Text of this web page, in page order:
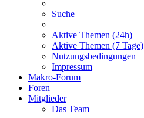
Suche
Aktive Themen (24h)
Aktive Themen (7 Tage)
Nutzungsbedingungen
Impressum
Makro-Forum
Foren
Mitglieder
Das Team